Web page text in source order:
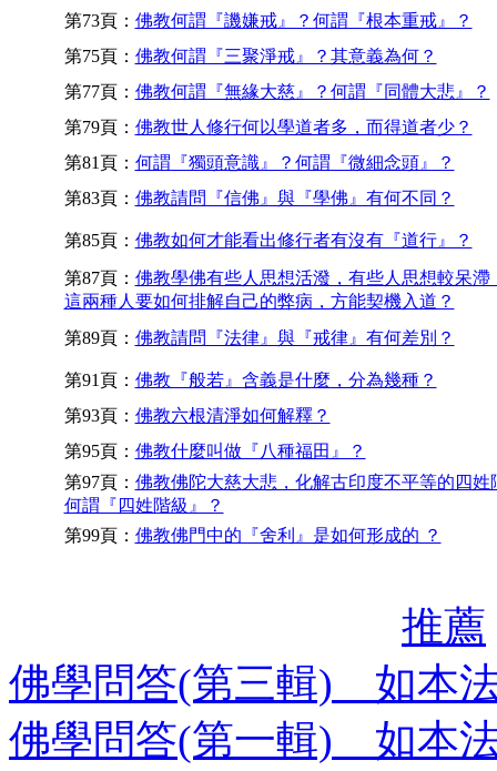
第73頁： 佛教何謂『譏嫌戒』？何謂『根本重戒』？
第75頁： 佛教何謂『三聚淨戒』？其意義為何？
第77頁： 佛教何謂『無緣大慈』？何謂『同體大悲』？
第79頁： 佛教世人修行何以學道者多，而得道者少？
第81頁： 何謂『獨頭意識』？何謂『微細念頭』？
第83頁： 佛教請問『信佛』與『學佛』有何不同？
第85頁： 佛教如何才能看出修行者有沒有『道行』？
第87頁： 佛教學佛有些人思想活潑，有些人思想較呆滯
這兩種人要如何排解自己的弊病，方能契機入道？
第89頁： 佛教請問『法律』與『戒律』有何差別？
第91頁： 佛教『般若』含義是什麼，分為幾種？
第93頁： 佛教六根清淨如何解釋？
第95頁： 佛教什麼叫做『八種福田』？
第97頁： 佛教佛陀大慈大悲，化解古印度不平等的四姓
何謂『四姓階級』？
第99頁： 佛教佛門中的『舍利』是如何形成的 ？
推薦
佛學問答(第三輯) 如本
佛學問答(第一輯) 如本